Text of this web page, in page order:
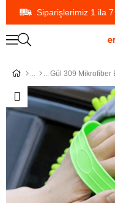
Siparişlerimiz 1 ila